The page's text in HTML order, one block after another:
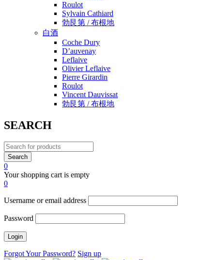
Roulot
Sylvain Cathiard
勃艮第 / 布根地
白酒
Coche Dury
D’auvenay
Leflaive
Olivier Leflaive
Pierre Girardin
Roulot
Vincent Dauvissat
勃艮第 / 布根地
SEARCH
0
Your shopping cart is empty
0
Username or email address
Password
Forgot Your Password? Sign up